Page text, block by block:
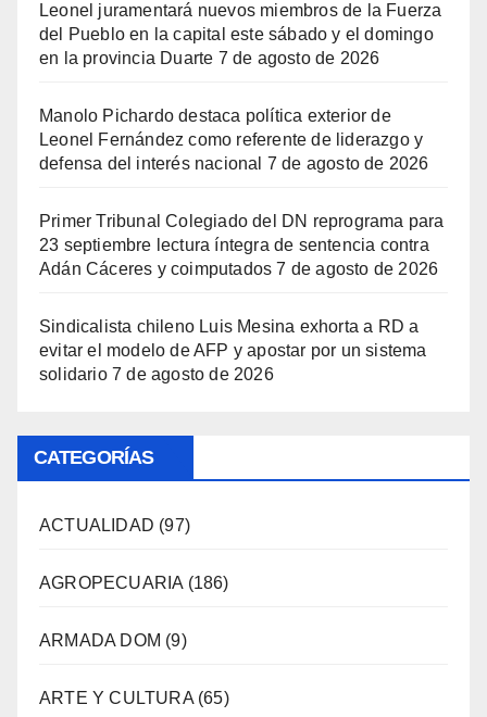
Leonel juramentará nuevos miembros de la Fuerza
del Pueblo en la capital este sábado y el domingo
en la provincia Duarte 7 de agosto de 2026
Manolo Pichardo destaca política exterior de
Leonel Fernández como referente de liderazgo y
defensa del interés nacional 7 de agosto de 2026
Primer Tribunal Colegiado del DN reprograma para
23 septiembre lectura íntegra de sentencia contra
Adán Cáceres y coimputados 7 de agosto de 2026
Sindicalista chileno Luis Mesina exhorta a RD a
evitar el modelo de AFP y apostar por un sistema
solidario 7 de agosto de 2026
CATEGORÍAS
ACTUALIDAD (97)
AGROPECUARIA (186)
ARMADA DOM (9)
ARTE Y CULTURA(65)